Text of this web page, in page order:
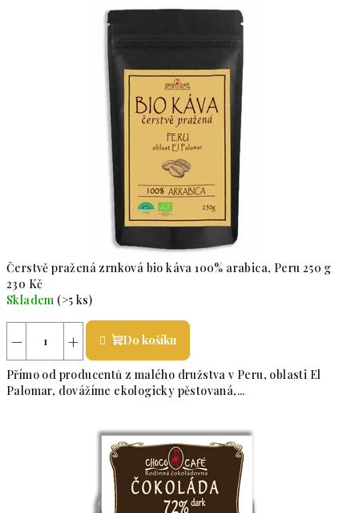
Čerstvě pražená zrnková bio káva 100% arabica, Peru 250 g
230 Kč
Skladem (>5 ks)
+
− Do košíku
Přímo od producentů z malého družstva v Peru, oblasti El
Palomar, dovážíme ekologicky pěstovaná,...